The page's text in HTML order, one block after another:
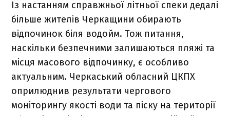
Із настанням справжньої літньої спеки дедалі
більше жителів Черкащини обирають
відпочинок біля водойм. Тож питання,
наскільки безпечними залишаються пляжі та
місця масового відпочинку, є особливо
актуальним. Черкаський обласний ЦКПХ
оприлюднив результати чергового
моніторингу якості води та піску на території